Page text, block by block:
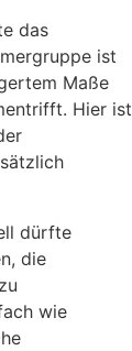
das
ist
Maße
Hier ist
dürfte
die
wie